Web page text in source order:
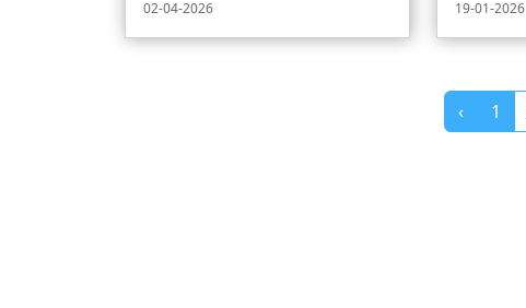
02-04-2026 19-01-2026
‹ 1